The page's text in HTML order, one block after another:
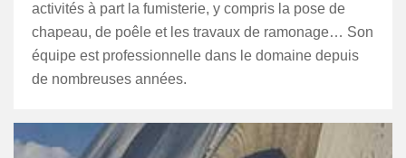
activités à part la fumisterie, y compris la pose de
chapeau, de poêle et les travaux de ramonage… Son
équipe est professionnelle dans le domaine depuis
de nombreuses années.